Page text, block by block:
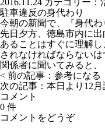
2016.11.24 カテゴリー：
駐車違反の身代わり
今朝の新聞で、『身代
先日夕方、徳島市内に
あることはすぐに理解
されなければならない
関係者に聞いてみると
< 前の記事： 参考にな
次の記事： 本日より12
コメント
0 件
コメントをどうぞ